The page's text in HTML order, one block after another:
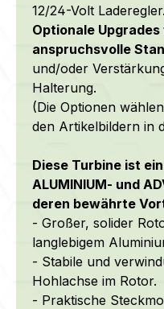
12/24-Volt Laderegler.
Optionale
anspruchsvolle
und/oder
Halterung.
(Die Optionen
den Artikelbildern in
Diese Turbine ist
ALUMINIUM- und
deren bewährte
- Großer, solider
langlebigem
- Stabile und
Hohlachse im Rotor.
- Praktische